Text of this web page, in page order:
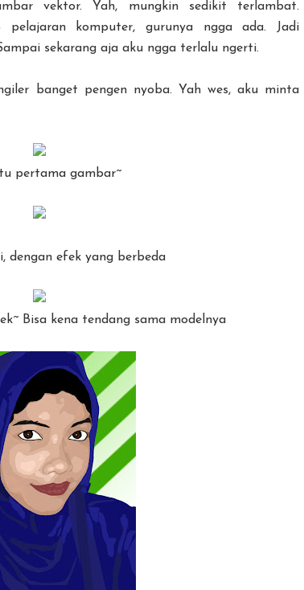
vektor. Yah, mungkin sedikit terlambat.
pelajaran komputer, gurunya ngga ada. Jadi
sekarang aja aku ngga terlalu ngerti.
banget pengen nyoba. Yah wes, aku minta
pertama gambar~
dengan efek yang berbeda
Bisa kena tendang sama modelnya